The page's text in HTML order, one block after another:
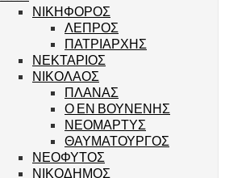
ΝΙΚΗΦΟΡΟΣ
ΛΕΠΡΟΣ
ΠΑΤΡΙΑΡΧΗΣ
ΝΕΚΤΑΡΙΟΣ
ΝΙΚΟΛΑΟΣ
ΠΛΑΝΑΣ
Ο ΕΝ ΒΟΥΝΕΝΗΣ
ΝΕΟΜΑΡΤΥΣ
ΘΑΥΜΑΤΟΥΡΓΟΣ
ΝΕΟΦΥΤΟΣ
ΝΙΚΟΔΗΜΟΣ